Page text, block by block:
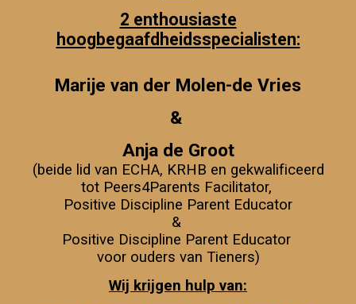
2 enthousiaste
hoogbegaafdheidsspecialisten:
Marije van der Molen-de Vries
&
Anja de Groot
(beide lid van ECHA, KRHB en gekwalificeerd
tot Peers4Parents Facilitator,
Positive Discipline Parent Educator
&
Positive Discipline Parent Educator
voor ouders van Tieners)
Wij krijgen hulp van: